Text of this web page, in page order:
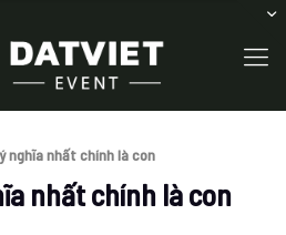
nghĩa nhất chính là con
nhất chính là con